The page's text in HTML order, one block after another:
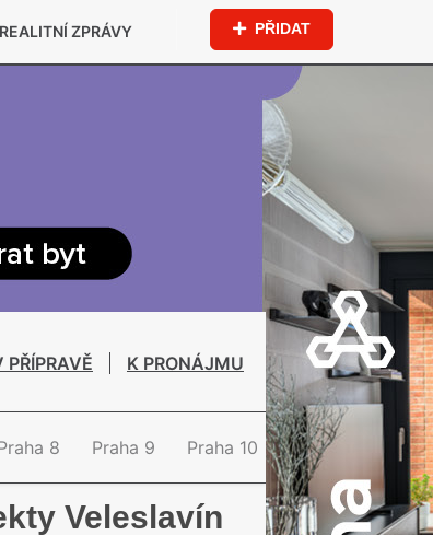
REALITNÍ ZPRÁVY PŘIDAT
PŘÍPRAVĚ K PRONÁJMU
8 Praha 9 Praha 10
Veleslavín